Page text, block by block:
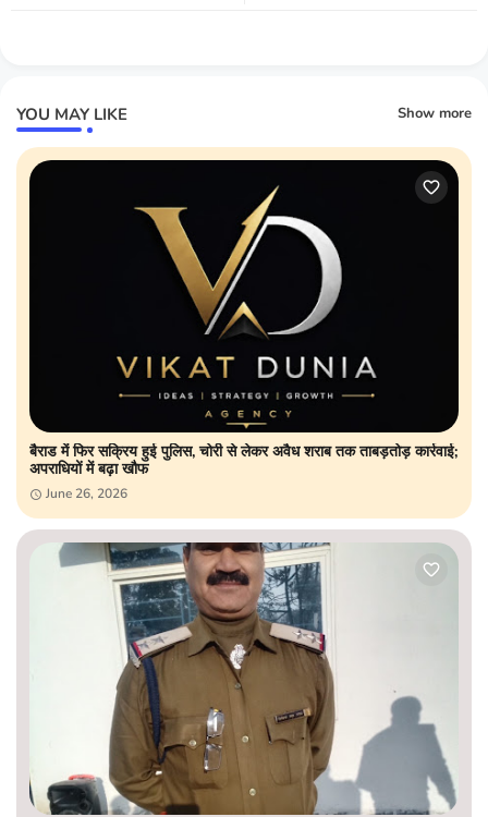
YOU MAY LIKE Show more
बैराड में फिर सक्रिय हुई पुलिस, चोरी से लेकर अवैध शराब तक ताबड़तोड़ कार्रवाई;
अपराधियों में बढ़ा खौफ
June 26, 2026